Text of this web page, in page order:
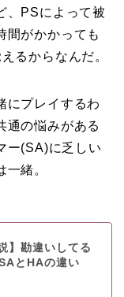
、PSによって被
間がかかっても
るからなんだ。
にプレイするわ
通の悩みがある
ー(SA)に乏しい
緒。
】勘違いしてる
とHAの違い